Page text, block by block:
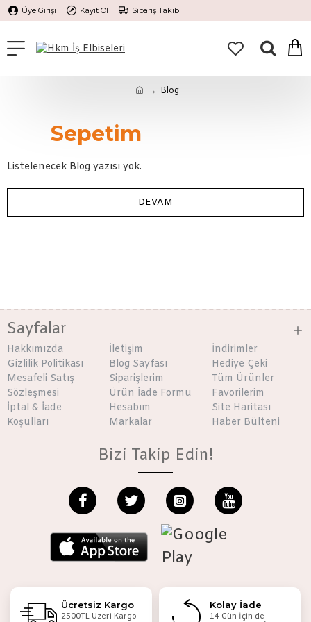
Üye Girişi Kayıt Ol Sipariş Takibi
Blog
Sepetim
Listelenecek Blog yazısı yok.
DEVAM
Sayfalar
Hakkımızda
Gizlilik Politikası
Mesafeli Satış
Sözleşmesi
İptal & İade
Koşulları
İletişim
Blog Sayfası
Siparişlerim
Ürün İade Formu
Hesabım
Markalar
İndirimler
Hediye Çeki
Tüm Ürünler
Favorilerim
Site Haritası
Haber Bülteni
Bizi Takip Edin!
Ücretsiz Kargo
2500TL Üzeri Kargo
Kolay İade
14 Gün İçin de